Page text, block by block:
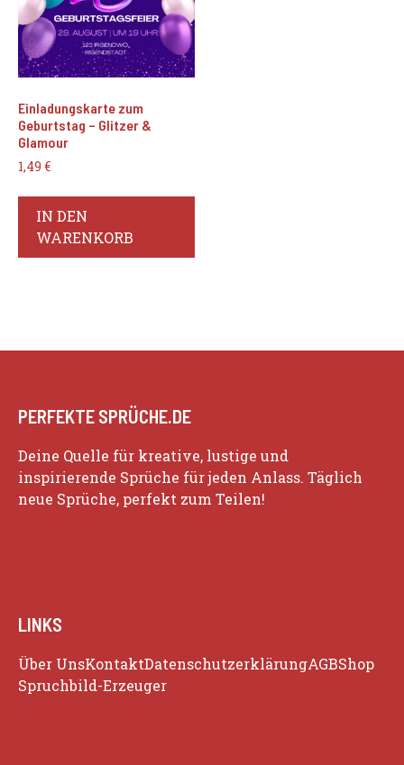
Einladungskarte zum
Geburtstag – Glitzer &
Glamour
1,49 €
IN DEN
WARENKORB
PERFEKTE SPRÜCHE.DE
Deine Quelle für kreative, lustige und
inspirierende Sprüche für jeden Anlass. Täglich
neue Sprüche, perfekt zum Teilen!
LINKS
Über UnsKontaktDatenschutzerklärungAGBShop
Spruchbild-Erzeuger